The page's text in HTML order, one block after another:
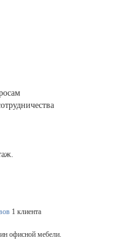
1 клиента
офисной мебели.